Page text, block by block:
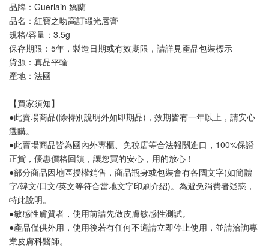
品牌：Guerlain 嬌蘭
品名：紅寶之吻高訂緞光唇膏
規格/容量：3.5g
保存期限：5年，製造日期或有效期限，請詳見產品包裝標示
貨源：真品平輸
產地：法國
【買家須知】
●此賣場商品(除特別說明外如即期品)，效期皆有一年以上，請安心
選購。
●此賣場商品皆為國內外專櫃、免稅店等合法報關進口，100%保證
正貨，優惠價格回饋，讓您買的安心，用的放心！
●部分商品因地區授權銷售，商品瓶身或包裝會有各國文字(如簡體
字/韓文/日文/英文等符合當地文字印刷介紹)。為避免消費者疑惑，
特此說明。
●敏感性膚質者，使用前請先做皮膚敏感性測試。
●產品僅供外用，使用後若有任何不適請立即停止使用，並請洽詢專
業皮膚科醫師。